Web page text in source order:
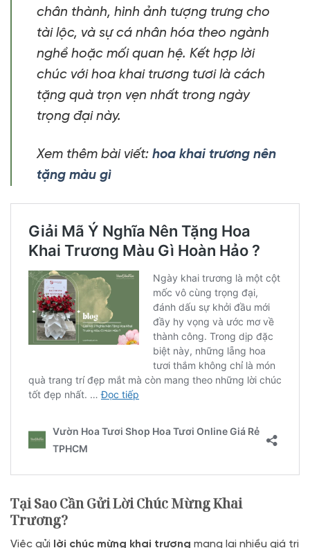
chân thành, hình ảnh tượng trưng cho
tài lộc, và sự cá nhân hóa theo ngành
nghề hoặc mối quan hệ. Kết hợp lời
chúc với hoa khai trương tươi là cách
tặng quà trọn vẹn nhất trong ngày
trọng đại này.
Xem thêm bài viết: hoa khai trương nên
tặng màu gì
Tại Sao Cần Gửi Lời Chúc Mừng Khai
Trương?
Việc gửi lời chúc mừng khai trương mang lại nhiều giá trị